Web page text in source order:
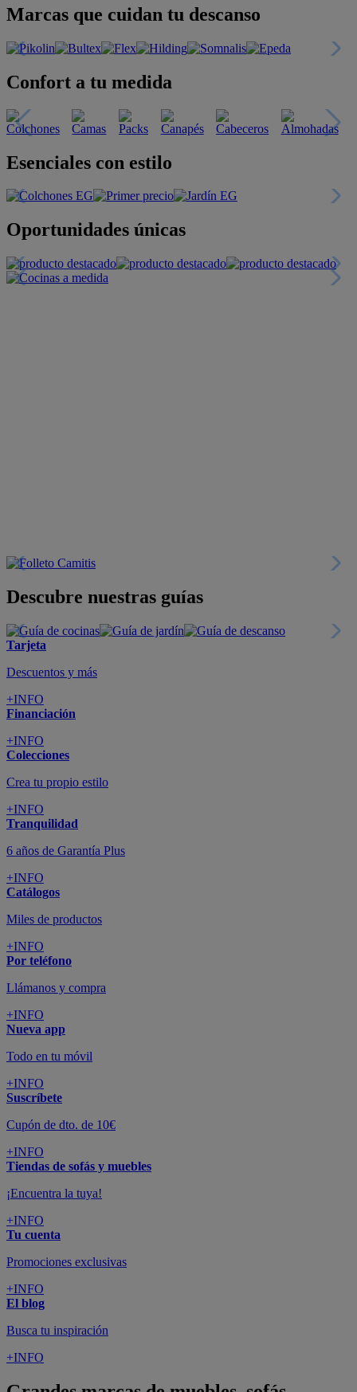
Marcas que cuidan tu descanso
Confort a tu medida
Esenciales con estilo
Oportunidades únicas
Descubre nuestras guías
Tarjeta
Descuentos y más
+INFO
Financiación
+INFO
Colecciones
Crea tu propio estilo
+INFO
Tranquilidad
6 años de Garantía Plus
+INFO
Catálogos
Miles de productos
+INFO
Por teléfono
Llámanos y compra
+INFO
Nueva app
Todo en tu móvil
+INFO
Suscríbete
Cupón de dto. de 10€
+INFO
Tiendas de sofás y muebles
¡Encuentra la tuya!
+INFO
Tu cuenta
Promociones exclusivas
+INFO
El blog
Busca tu inspiración
+INFO